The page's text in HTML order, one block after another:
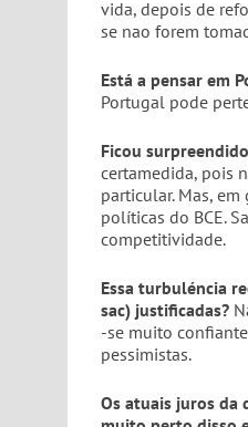
vida, depois de
se nao forem
Está a pensar em
Portugal pode
Ficou
certamedida, pois
particular. Mas,
políticas do BCE.
competitividade.
Essa turbuléncia
sac) justificadas?
-se muito
pessimistas.
Os atuais juros da